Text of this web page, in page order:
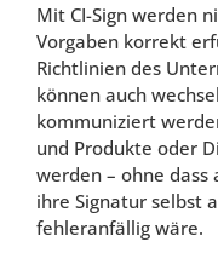
Mit CI-Sign werden
Vorgaben korrekt
Richtlinien des
können auch
kommuniziert
und Produkte oder
werden – ohne
ihre Signatur selbst
fehleranfällig wäre.